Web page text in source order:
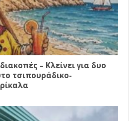
– Κλείνει για δυο
τσιπουράδικο-